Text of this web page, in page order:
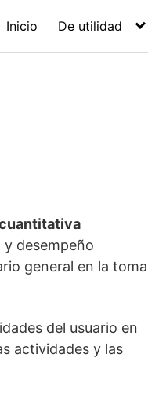
Inicio De utilidad
desempeño
general en la toma
del usuario en
actividades y las